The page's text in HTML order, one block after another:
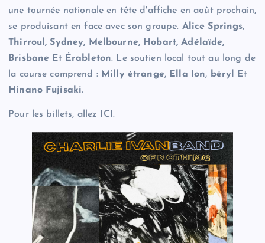
une tournée nationale en tête d'affiche en août prochain,
se produisant en face avec son groupe. Alice Springs,
Thirroul, Sydney, Melbourne, Hobart, Adélaïde,
Brisbane Et Érableton. Le soutien local tout au long de
la course comprend : Milly étrange, Ella Ion, béryl
Et
Hinano Fujisaki.
Pour les billets, allez ICI.